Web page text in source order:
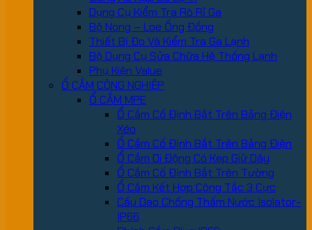
Dụng Cụ Kiểm Tra Rò Rỉ Ga
Bộ Nong – Loe Ống Đồng
Thiết Bị Đo Và Kiểm Tra Ga Lạnh
Bộ Dụng Cụ Sửa Chữa Hệ Thống Lạnh
Phụ Kiện Value
Ổ CẮM CÔNG NGHIỆP
Ổ CẮM MPE
Ổ Cắm Cố Định Bắt Trên Bảng Điện
Xéo
Ổ Cắm Cố Định Bắt Trên Bảng Điện
Ổ Cắm Di Động Có Kẹp Giữ Dây
Ổ Cắm Cố Định Bắt Trên Tường
Ổ Cắm Kết Hợp Công Tắc 3 Cực
Cầu Dao Chống Thấm Nước Isolator-
IP66